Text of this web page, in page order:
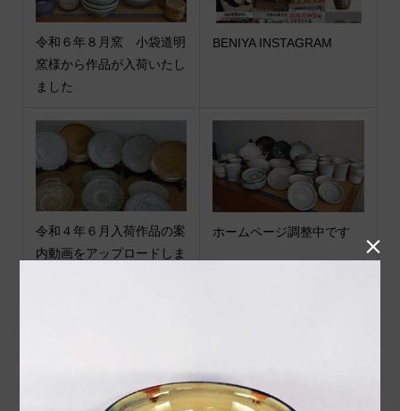
令和６年８月窯 小袋道明
窯様から作品が入荷いたし
ました
BENIYA INSTAGRAM
令和４年６月入荷作品の案
内動画をアップロードしま
ホームページ調整中です
